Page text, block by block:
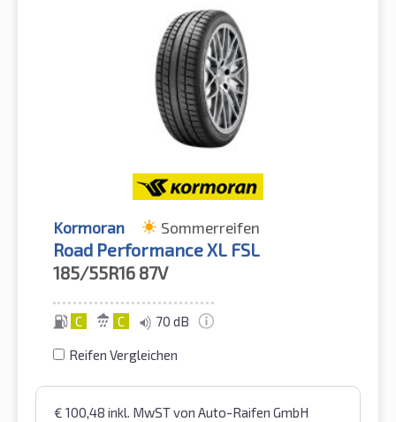
Kormoran Sommerreifen
Road Performance XL FSL
185/55R16 87V
C C 70 dB
Reifen Vergleichen
€ 100,48 inkl. MwSTvon Auto-Raifen GmbH